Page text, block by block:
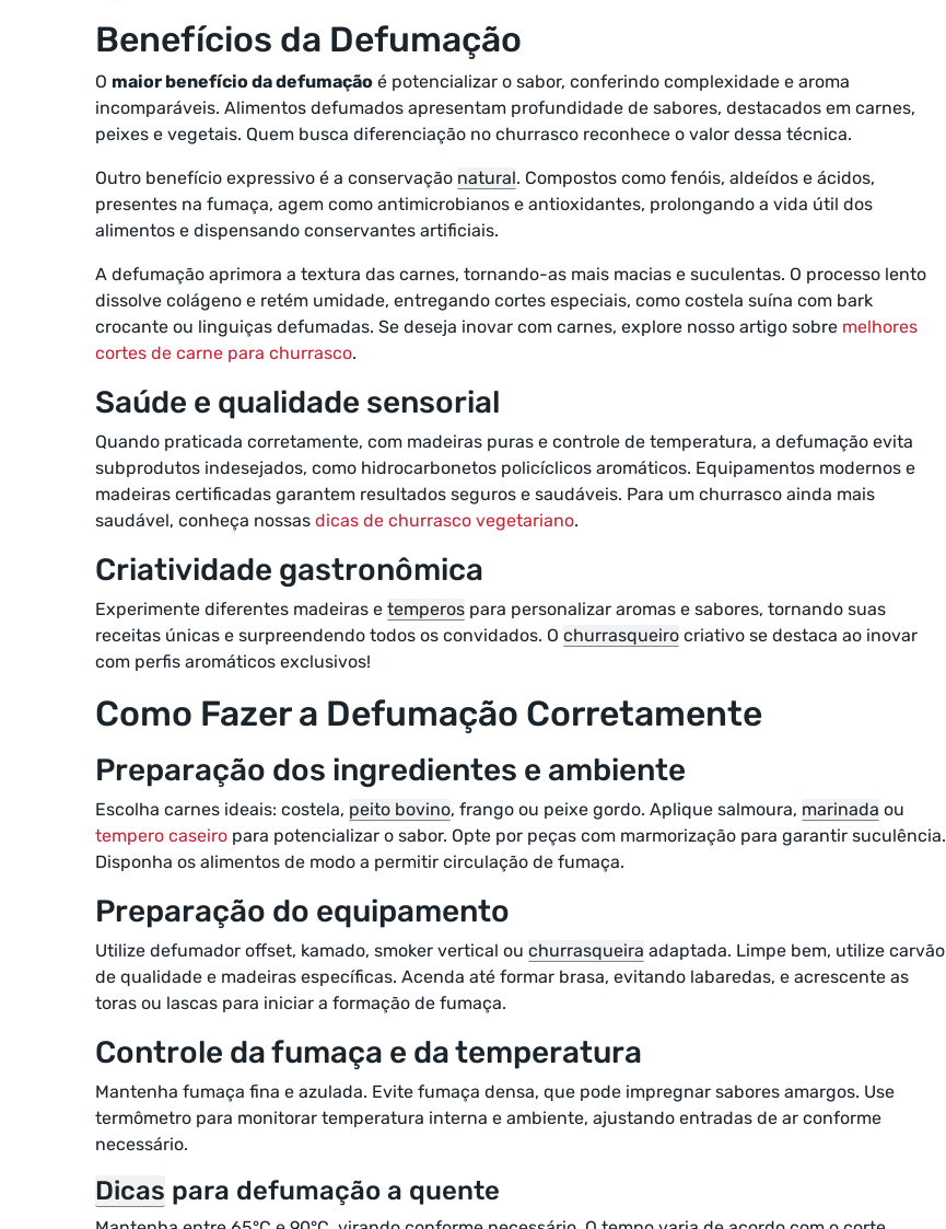
Benefícios da Defumação
O maior benefício da defumação é potencializar o sabor, conferindo complexidade e aroma
incomparáveis. Alimentos defumados apresentam profundidade de sabores, destacados em carnes,
peixes e vegetais. Quem busca diferenciação no churrasco reconhece o valor dessa técnica.
Outro benefício expressivo é a conservação natural. Compostos como fenóis, aldeídos e ácidos,
presentes na fumaça, agem como antimicrobianos e antioxidantes, prolongando a vida útil dos
alimentos e dispensando conservantes artificiais.
A defumação aprimora a textura das carnes, tornando-as mais macias e suculentas. O processo lento
dissolve colágeno e retém umidade, entregando cortes especiais, como costela suína com bark
crocante ou linguiças defumadas. Se deseja inovar com carnes, explore nosso artigo sobre melhores
cortes de carne para churrasco.
Saúde e qualidade sensorial
Quando praticada corretamente, com madeiras puras e controle de temperatura, a defumação evita
subprodutos indesejados, como hidrocarbonetos policíclicos aromáticos. Equipamentos modernos e
madeiras certificadas garantem resultados seguros e saudáveis. Para um churrasco ainda mais
saudável, conheça nossas dicas de churrasco vegetariano.
Criatividade gastronômica
Experimente diferentes madeiras e temperos para personalizar aromas e sabores, tornando suas
receitas únicas e surpreendendo todos os convidados. O churrasqueiro criativo se destaca ao inovar
com perfis aromáticos exclusivos!
Como Fazer a Defumação Corretamente
Preparação dos ingredientes e ambiente
Escolha carnes ideais: costela, peito bovino, frango ou peixe gordo. Aplique salmoura, marinada ou
tempero caseiro para potencializar o sabor. Opte por peças com marmorização para garantir suculência.
Disponha os alimentos de modo a permitir circulação de fumaça.
Preparação do equipamento
Utilize defumador offset, kamado, smoker vertical ou churrasqueira adaptada. Limpe bem, utilize carvão
de qualidade e madeiras específicas. Acenda até formar brasa, evitando labaredas, e acrescente as
toras ou lascas para iniciar a formação de fumaça.
Controle da fumaça e da temperatura
Mantenha fumaça fina e azulada. Evite fumaça densa, que pode impregnar sabores amargos. Use
termômetro para monitorar temperatura interna e ambiente, ajustando entradas de ar conforme
necessário.
Dicas para defumação a quente